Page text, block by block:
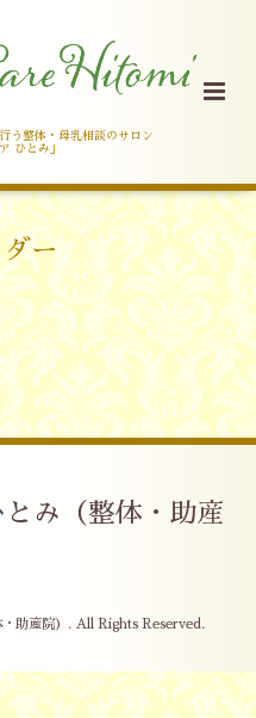
う整体・母乳相談のサロン
ひとみ」
ー
み（整体・助産
助産院） . All Rights Reserved.